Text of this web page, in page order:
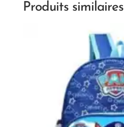
Produits similaires